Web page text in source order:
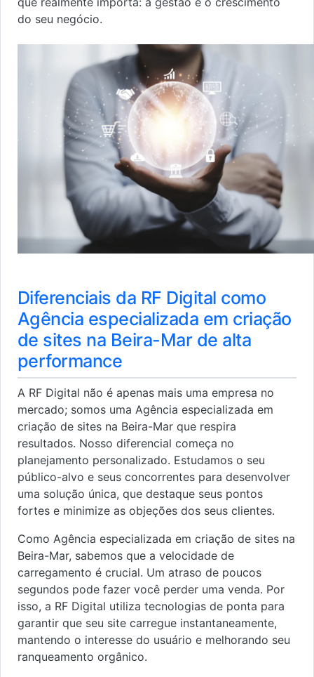
do seu negócio.
Diferenciais da RF Digital como
Agência especializada em criação
de sites na Beira-Mar de alta
performance
A RF Digital não é apenas mais uma empresa no
mercado; somos uma Agência especializada em
criação de sites na Beira-Mar que respira
resultados. Nosso diferencial começa no
planejamento personalizado. Estudamos o seu
público-alvo e seus concorrentes para desenvolver
uma solução única, que destaque seus pontos
fortes e minimize as objeções dos seus clientes.
Como Agência especializada em criação de sites na
Beira-Mar, sabemos que a velocidade de
carregamento é crucial. Um atraso de poucos
segundos pode fazer você perder uma venda. Por
isso, a RF Digital utiliza tecnologias de ponta para
garantir que seu site carregue instantaneamente,
mantendo o interesse do usuário e melhorando seu
ranqueamento orgânico.